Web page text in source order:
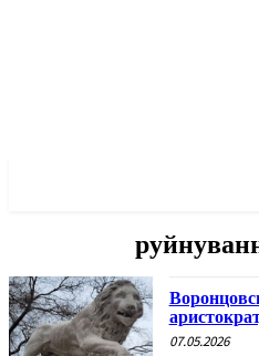
07.05.2026